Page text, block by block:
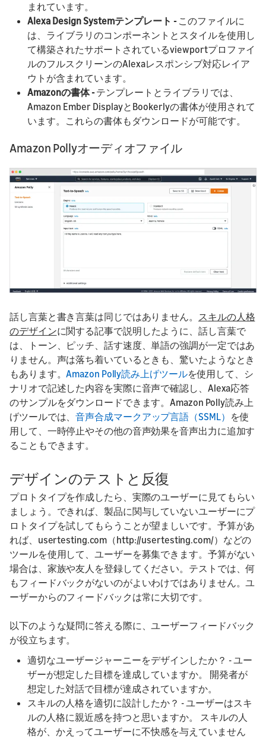
まれています。
Alexa Design Systemテンプレート -このファイルに
は、ライブラリのコンポーネントとスタイルを使用し
て構築されたサポートされているviewportプロファイ
ルのフルスクリーンのAlexaレスポンシブ対応レイア
ウトが含まれています。
Amazonの書体 -テンプレートとライブラリでは、
Amazon Ember DisplayとBookerlyの書体が使用されて
います。これらの書体もダウンロードが可能です。
Amazon Pollyオーディオファイル
話し言葉と書き言葉は同じではありません。 スキルの人格
のデザインに関する記事で説明したように、話し言葉で
は、トーン、ピッチ、話す速度、単語の強調が一定ではあ
りません。声は落ち着いているときも、驚いたようなとき
もあります。Amazon Polly読み上げツールを使用して、シ
ナリオで記述した内容を実際に音声で確認し、Alexa応答
のサンプルをダウンロードできます。Amazon Polly読み上
げツールでは、音声合成マークアップ言語（SSML） を使
用して、一時停止やその他の音声効果を音声出力に追加す
ることもできます。
デザインのテストと反復
プロトタイプを作成したら、実際のユーザーに見てもらい
ましょう。できれば、製品に関与していないユーザーにプ
ロトタイプを試してもらうことが望ましいです。予算があ
れば、usertesting.com（http://usertesting.com/）などの
ツールを使用して、ユーザーを募集できます。予算がない
場合は、家族や友人を登録してください。テストでは、何
もフィードバックがないのがよいわけではありません。ユ
ーザーからのフィードバックは常に大切です。
以下のような疑問に答える際に、ユーザーフィードバック
が役立ちます。
適切なユーザージャーニーをデザインしたか？ - ユー
ザーが想定した目標を達成していますか。 開発者が
想定した対話で目標が達成されていますか。
スキルの人格を適切に設計したか？ - ユーザーはスキ
ルの人格に親近感を持つと思いますか。 スキルの人
格が、かえってユーザーに不快感を与えていません